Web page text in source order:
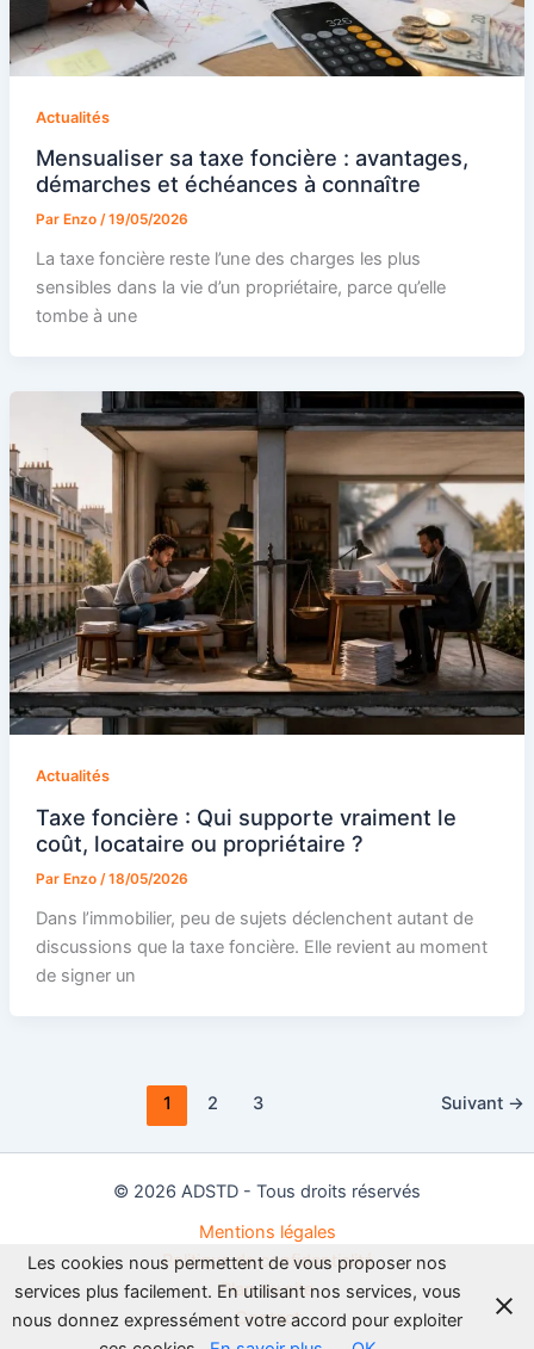
Actualités
Mensualiser sa taxe foncière : avantages,
démarches et échéances à connaître
Par Enzo /19/05/2026
La taxe foncière reste l’une des charges les plus
sensibles dans la vie d’un propriétaire, parce qu’elle
tombe à une
Actualités
Taxe foncière : Qui supporte vraiment le
coût, locataire ou propriétaire ?
Par Enzo /18/05/2026
Dans l’immobilier, peu de sujets déclenchent autant de
discussions que la taxe foncière. Elle revient au moment
de signer un
1 2 3 Suivant →
© 2026 ADSTD - Tous droits réservés
Mentions légales
Politique de confidentialité
Plan du site
Contact
Les cookies nous permettent de vous proposer nos
services plus facilement. En utilisant nos services, vous
nous donnez expressément votre accord pour exploiter